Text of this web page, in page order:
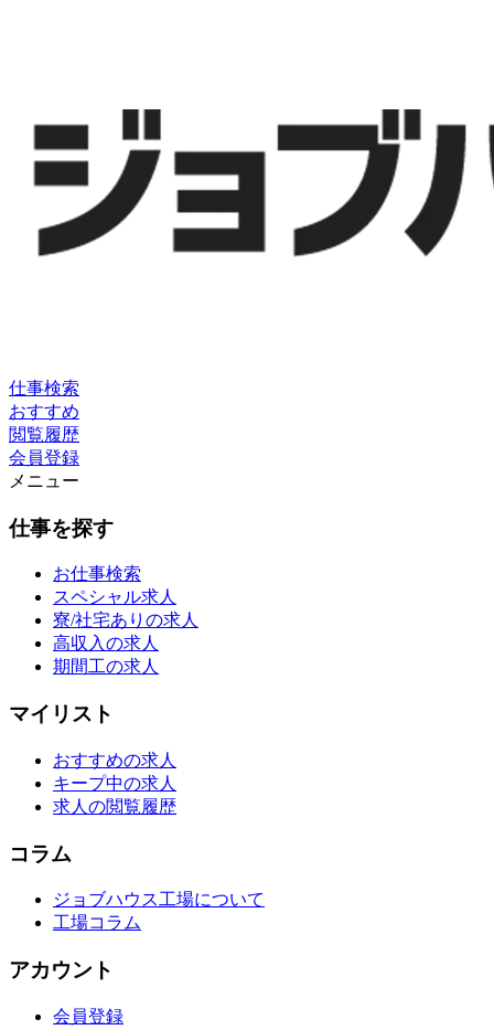
仕事検索
おすすめ
閲覧履歴
会員登録
メニュー
仕事を探す
お仕事検索
スペシャル求人
寮/社宅ありの求人
高収入の求人
期間工の求人
マイリスト
おすすめの求人
キープ中の求人
求人の閲覧履歴
コラム
ジョブハウス工場について
工場コラム
アカウント
会員登録